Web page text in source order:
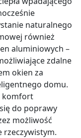
naturalnego
również
aluminiowych –
zdalne
okien za
domu.
komfort
do poprawy
możliwość
rzeczywistym.